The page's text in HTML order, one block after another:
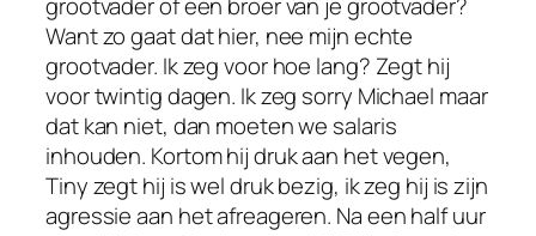
Want zo gaat dat hier, nee mijn echte
grootvader. Ik zeg voor hoe lang? Zegt hij
voor twintig dagen. Ik zeg sorry Michael maar
dat kan niet, dan moeten we salaris
inhouden. Kortom hij druk aan het vegen,
Tiny zegt hij is wel druk bezig, ik zeg hij is zijn
agressie aan het afreageren. Na een half uur